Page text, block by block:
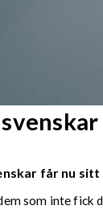
får nu
som inte fick